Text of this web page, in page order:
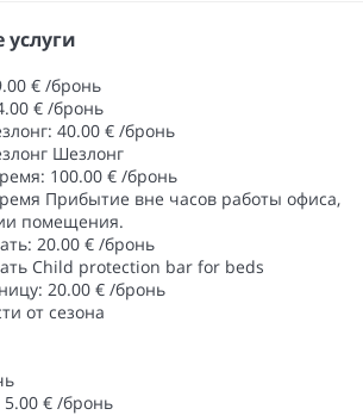
€ /бронь
€ /бронь
40.00 € /бронь
Шезлонг
100.00 € /бронь
Прибытие вне часов работы офиса,
помещения.
20.00 € /бронь
Child protection bar for beds
20.00 € /бронь
от сезона
€ /бронь